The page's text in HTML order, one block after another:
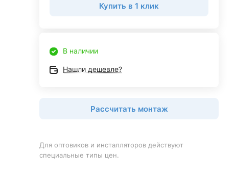
Купить в 1 клик
В наличии
Нашли дешевле?
Рассчитать монтаж
Для оптовиков и инсталляторов действуют
специальные типы цен.